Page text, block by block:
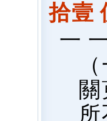
拾壹
一